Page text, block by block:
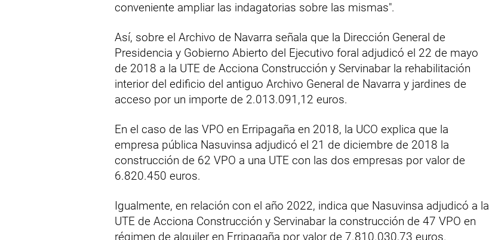
conveniente ampliar las indagatorias sobre las mismas".
Así, sobre el Archivo de Navarra señala que la Dirección General de
Presidencia y Gobierno Abierto del Ejecutivo foral adjudicó el 22 de mayo
de 2018 a la UTE de Acciona Construcción y Servinabar la rehabilitación
interior del edificio del antiguo Archivo General de Navarra y jardines de
acceso por un importe de 2.013.091,12 euros.
En el caso de las VPO en Erripagaña en 2018, la UCO explica que la
empresa pública Nasuvinsa adjudicó el 21 de diciembre de 2018 la
construcción de 62 VPO a una UTE con las dos empresas por valor de
6.820.450 euros.
Igualmente, en relación con el año 2022, indica que Nasuvinsa adjudicó a la
UTE de Acciona Construcción y Servinabar la construcción de 47 VPO en
régimen de alquiler en Erripagaña por valor de 7.810.030,73 euros.